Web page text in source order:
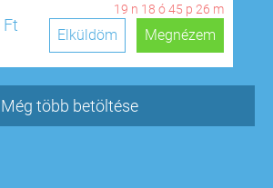
19 n 18 ó45 p 25 m
Ft
Megnézem
Elküldöm
Még több betöltése